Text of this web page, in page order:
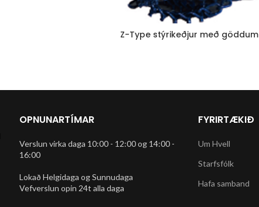
Z-Type stýrikeðjur með göddum
OPNUNARTÍMAR
Verslun virka daga 10:00 - 12:00 og 14:00 -
16:00
Lokað Helgidaga og Sunnudaga
Vefverslun opin 24t alla daga
FYRIRTÆKIÐ
Um Hvell
Starfsfólk
Hafa samband